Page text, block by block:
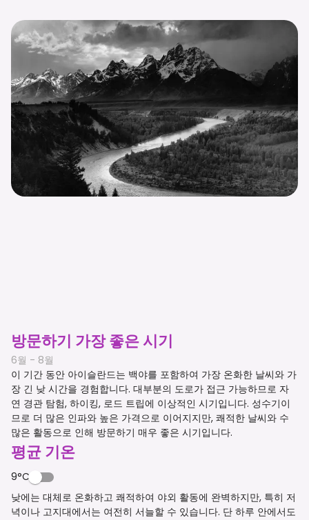
방문하기 가장 좋은 시기
6월 - 8월
이 기간 동안 아이슬란드는 백야를 포함하여 가장 온화한 날씨와 가
장 긴 낮 시간을 경험합니다. 대부분의 도로가 접근 가능하므로 자
연 경관 탐험, 하이킹, 로드 트립에 이상적인 시기입니다. 성수기이
므로 더 많은 인파와 높은 가격으로 이어지지만, 쾌적한 날씨와 수
많은 활동으로 인해 방문하기 매우 좋은 시기입니다.
평균 기온
9°C
낮에는 대체로 온화하고 쾌적하여 야외 활동에 완벽하지만, 특히 저
녁이나 고지대에서는 여전히 서늘할 수 있습니다. 단 하루 안에서도